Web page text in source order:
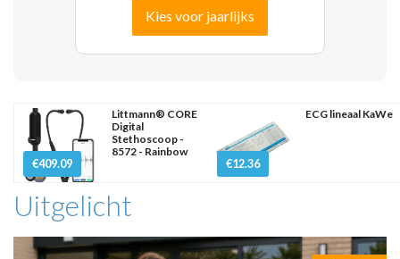
Kies voor jaarlijks
€409.09
Littmann® CORE
Digital
Stethoscoop -
8572 - Rainbow
€12.36
ECG lineaal KaWe
Uitgelicht